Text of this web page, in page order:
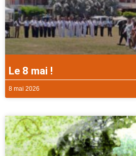
Le 8 mai !
8 mai 2026